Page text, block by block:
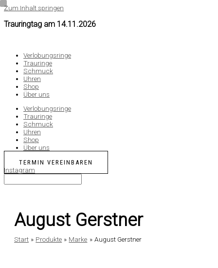
Zum Inhalt springen
Trauringtag am 14.11.2026
Verlobungsringe
Trauringe
Schmuck
Uhren
Shop
Über uns
Verlobungsringe
Trauringe
Schmuck
Uhren
Shop
Über uns
TERMIN VEREINBAREN
Instagram
August Gerstner
Start Produkte Marke August Gerstner